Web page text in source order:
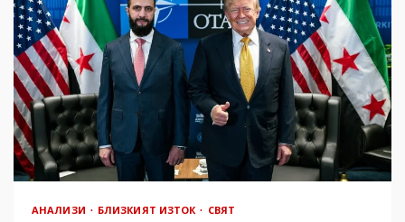
АНАЛИЗИ БЛИЗКИЯТ ИЗТОК СВЯТ